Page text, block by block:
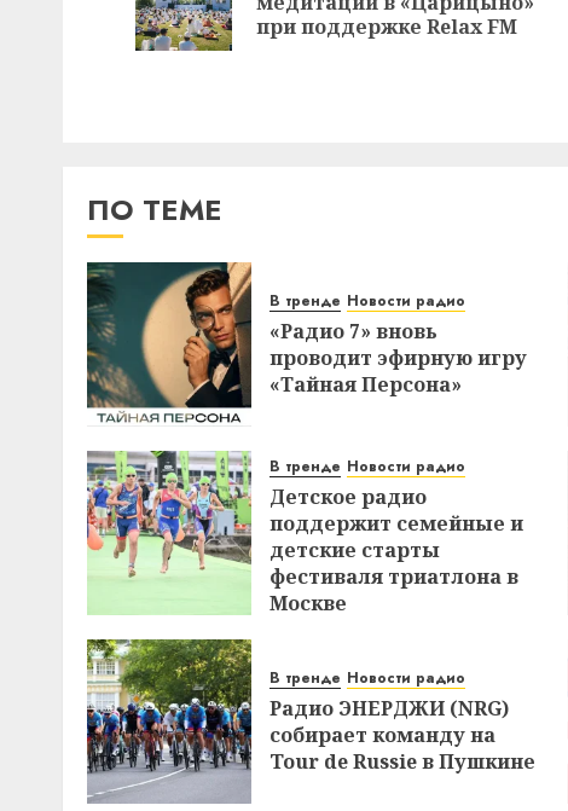
при поддержке Relax FM
ПО ТЕМЕ
В тренде Новости радио
«Радио 7» вновь
проводит эфирную игру
«Тайная Персона»
В тренде Новости радио
Детское радио
поддержит семейные и
детские старты
фестиваля триатлона в
Москве
В тренде Новости радио
Радио ЭНЕРДЖИ (NRG)
собирает команду на
Tour de Russie в Пушкине